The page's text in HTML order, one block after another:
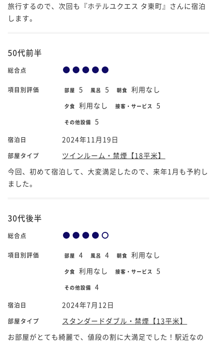
旅行するので、次回も『ホテルユクエス タ東町』さんに宿泊
します。
50代前半
総合点
項目別評価 部屋 5 風呂 5 朝食 利用なし
夕食 利用なし 接客・サービス 5
その他設備 5
宿泊日 2024年11月19日
部屋タイプ
ツインルーム・禁煙【18平米】
今回、初めて宿泊して、大変満足したので、来年1月も予約し
ました。
30代後半
総合点
項目別評価 部屋 4 風呂 4 朝食 利用なし
夕食 利用なし 接客・サービス 5
その他設備 4
宿泊日 2024年7月12日
部屋タイプ
スタンダードダブル・禁煙【13平米】
お部屋がとても綺麗で、値段の割に大満足でした！駅近なの